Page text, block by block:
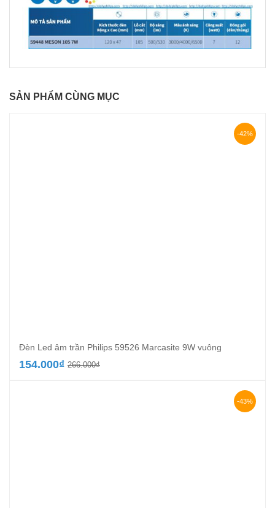
SẢN PHẨM CÙNG MỤC
-42%
Đèn Led âm trần Philips 59526 Marcasite 9W vuông
266.000₫Giá
154.000₫
Giá
-43%